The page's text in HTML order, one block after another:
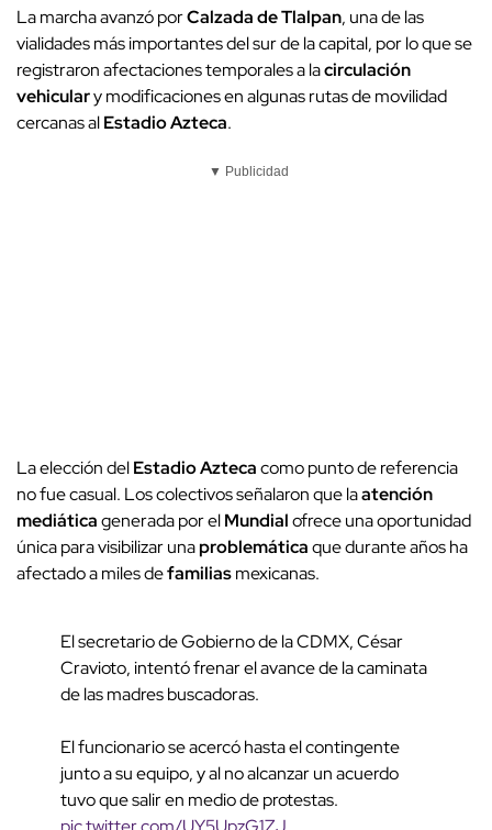
La marcha avanzó porCalzada de Tlalpan, una de las
vialidades más importantes del sur de la capital, por lo que se
registraron afectaciones temporales a lacirculación
vehiculary modificaciones en algunas rutas de movilidad
cercanas alEstadio Azteca.
▼ Publicidad
La elección delEstadio Aztecacomo punto de referencia
no fue casual. Los colectivos señalaron que laatención
mediáticagenerada por elMundialofrece una oportunidad
única para visibilizar unaproblemáticaque durante años ha
afectado a miles defamiliasmexicanas.
El secretario de Gobierno de la CDMX, César
Cravioto, intentó frenar el avance de la caminata
de las madres buscadoras.
El funcionario se acercó hasta el contingente
junto a su equipo, y al no alcanzar un acuerdo
tuvo que salir en medio de protestas.